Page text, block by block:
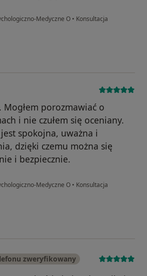
Medyczne O • Konsultacja
Mogłem porozmawiać o
i nie czułem się oceniany.
spokojna, uważna i
dzięki czemu można się
i bezpiecznie.
Medyczne O • Konsultacja
zweryfikowany